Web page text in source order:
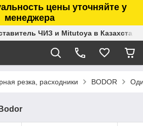
цены уточняйте у
менеджера
ЧИЗ и Mitutoya в Казахстане
резка, расходники BODOR